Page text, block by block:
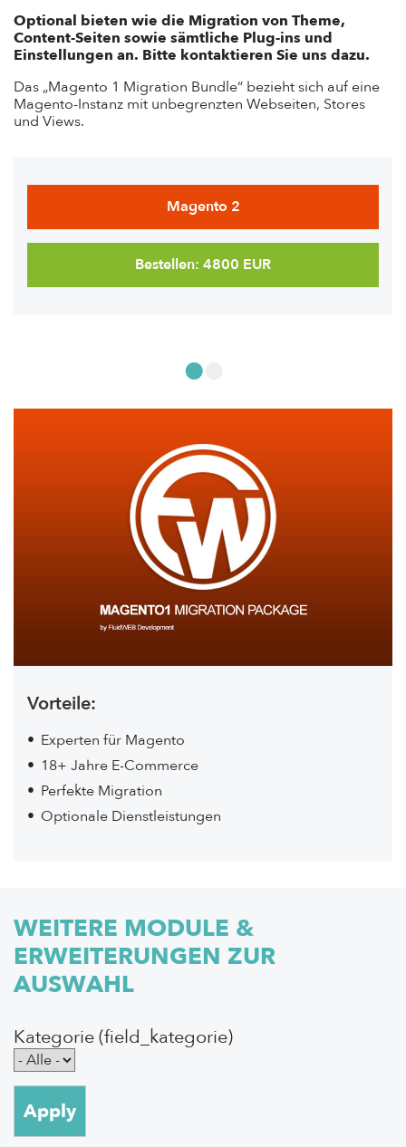
Optional bieten wie die Migration von Theme,
Content-Seiten sowie sämtliche Plug-ins und
Einstellungen an. Bitte kontaktieren Sie uns dazu.
Das „Magento 1 Migration Bundle“ bezieht sich auf eine
Magento-Instanz mit unbegrenzten Webseiten, Stores
und Views.
Magento 2
Bestellen: 4800 EUR
•
Vorteile:
Experten für Magento
18+ Jahre E-Commerce
Perfekte Migration
Optionale Dienstleistungen
WEITERE MODULE &
ERWEITERUNGEN ZUR
AUSWAHL
Kategorie (field_kategorie)